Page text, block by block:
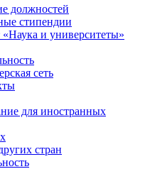
должностей
стипендии
и университеты»
сеть
для иностранных
стран